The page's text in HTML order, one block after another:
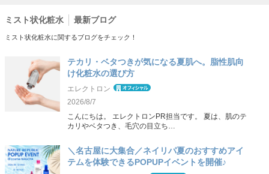
ミスト状化粧水 最新ブログ
ミスト状化粧水に関するブログをチェック！
テカリ・ベタつきが気になる夏肌へ。脂性肌向
け化粧水の選び方
エレクトロン
2026/8/7
こんにちは。 エレクトロンPR担当です。 夏は、肌のテ
カリやベタつき、毛穴の目立ち…
＼名古屋に大集合／ネイリパ夏のおすすめアイ
テムを体験できるPOPUPイベントを開催♪